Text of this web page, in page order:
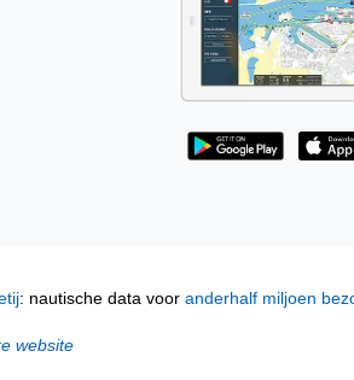
: nautische data voor anderhalf miljoen
website